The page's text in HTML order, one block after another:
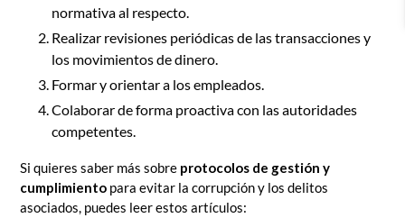
normativa al respecto.
Realizar revisiones periódicas de las transacciones y
los movimientos de dinero.
Formar y orientar a los empleados.
Colaborar de forma proactiva con las autoridades
competentes.
Si quieres saber más sobre protocolos de gestión y
cumplimiento para evitar la corrupción y los delitos
asociados, puedes leer estos artículos: